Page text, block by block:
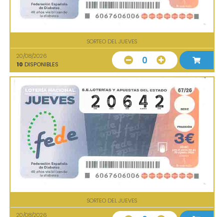
SORTEO DEL JUEVES
20/08/2026
10 DISPONIBLES 0
SORTEO DEL JUEVES
20/08/2026